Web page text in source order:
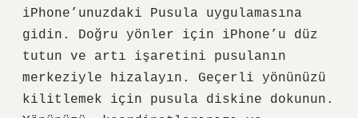
iPhone’unuzdaki Pusula uygulamasına
gidin. Doğru yönler için iPhone’u düz
tutun ve artı işaretini pusulanın
merkeziyle hizalayın. Geçerli yönünüzü
kilitlemek için pusula diskine dokunun.